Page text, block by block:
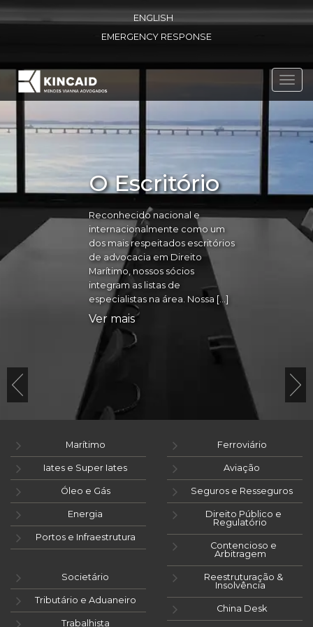
ENGLISH
EMERGENCY RESPONSE
O Escritório
Reconhecido nacional e
internacionalmente como um
dos mais respeitados escritórios
de advocacia em Direito
Marítimo, nossos sócios
integram as listas de
especialistas na área. Nossa […]
Ver mais
Marítimo
Iates e Super Iates
Óleo e Gás
Energia
Portos e Infraestrutura
Ferroviário
Aviação
Seguros e Resseguros
Direito Público e
Regulatório
Contencioso e
Arbitragem
Societário
Tributário e Aduaneiro
Trabalhista
Reestruturação &
Insolvência
China Desk